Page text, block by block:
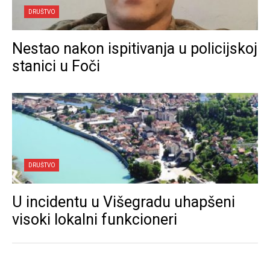
DRUŠTVO
Nestao nakon ispitivanja u policijskoj
stanici u Foči
DRUŠTVO
U incidentu u Višegradu uhapšeni
visoki lokalni funkcioneri